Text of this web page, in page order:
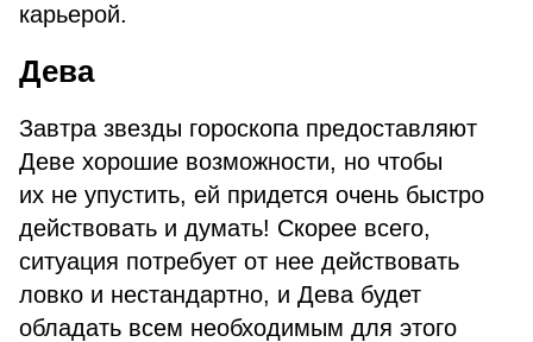
карьерой.
Дева
Завтра звезды гороскопа предоставляют
Деве хорошие возможности, но чтобы
их не упустить, ей придется очень быстро
действовать и думать! Скорее всего,
ситуация потребует от нее действовать
ловко и нестандартно, и Дева будет
обладать всем необходимым для этого